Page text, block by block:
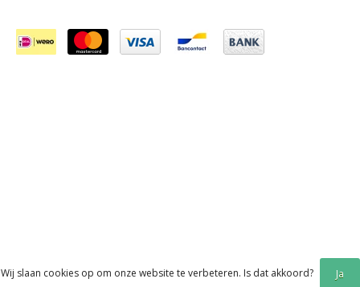
Wij slaan cookies op om onze website te verbeteren. Is dat akkoord? Ja